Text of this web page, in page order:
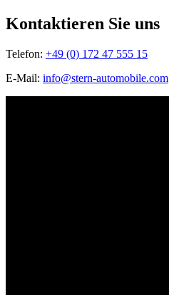
Kontaktieren Sie uns
Telefon: +49 (0) 172 47 555 15
E-Mail: info@stern-automobile.com